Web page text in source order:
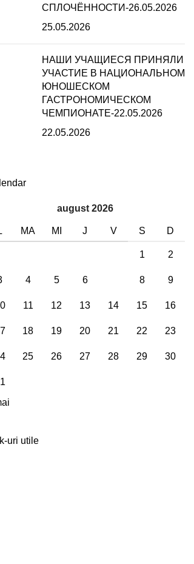
СПЛОЧЁННОСТИ-26.05.2026
25.05.2026
НАШИ УЧАЩИЕСЯ ПРИНЯЛИ
УЧАСТИЕ В НАЦИОНАЛЬНОМ
ЮНОШЕСКОМ
ГАСТРОНОМИЧЕСКОМ
ЧЕМПИОНАТЕ-22.05.2026
22.05.2026
august 2026
MA MI J V S D
1 2
4 5 6 8 9
11 12 13 14 15 16
18 19 20 21 22 23
25 26 27 28 29 30
uri utile